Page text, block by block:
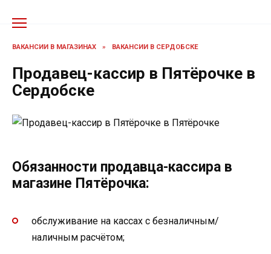
ВАКАНСИИ В МАГАЗИНАХ » ВАКАНСИИ В СЕРДОБСКЕ
Продавец-кассир в Пятёрочке в
Сердобске
Обязанности продавца-кассира в
магазине Пятёрочка:
обслуживание на кассах с безналичным/
наличным расчётом;